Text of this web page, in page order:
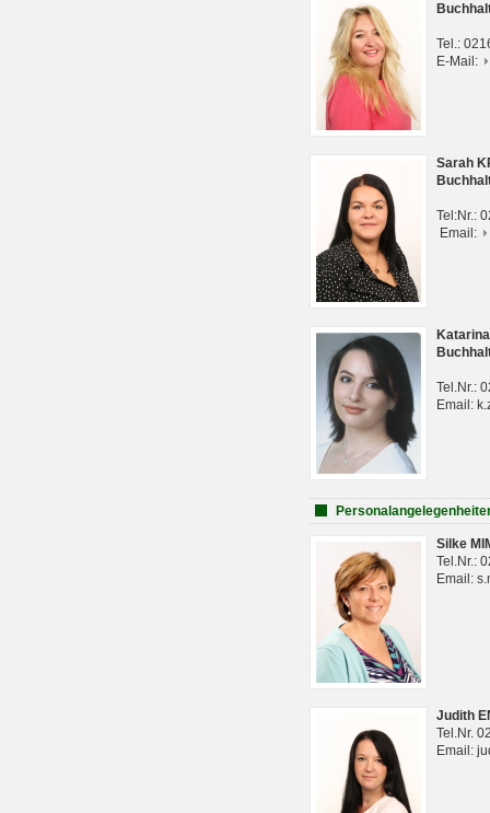
Tel.:
E-Mail:
Sarah
Tel:Nr.:
Email:
Tel.Nr.:
Email:
Silke
Tel.Nr.:
Email:
Judith
Tel.Nr.
Email: